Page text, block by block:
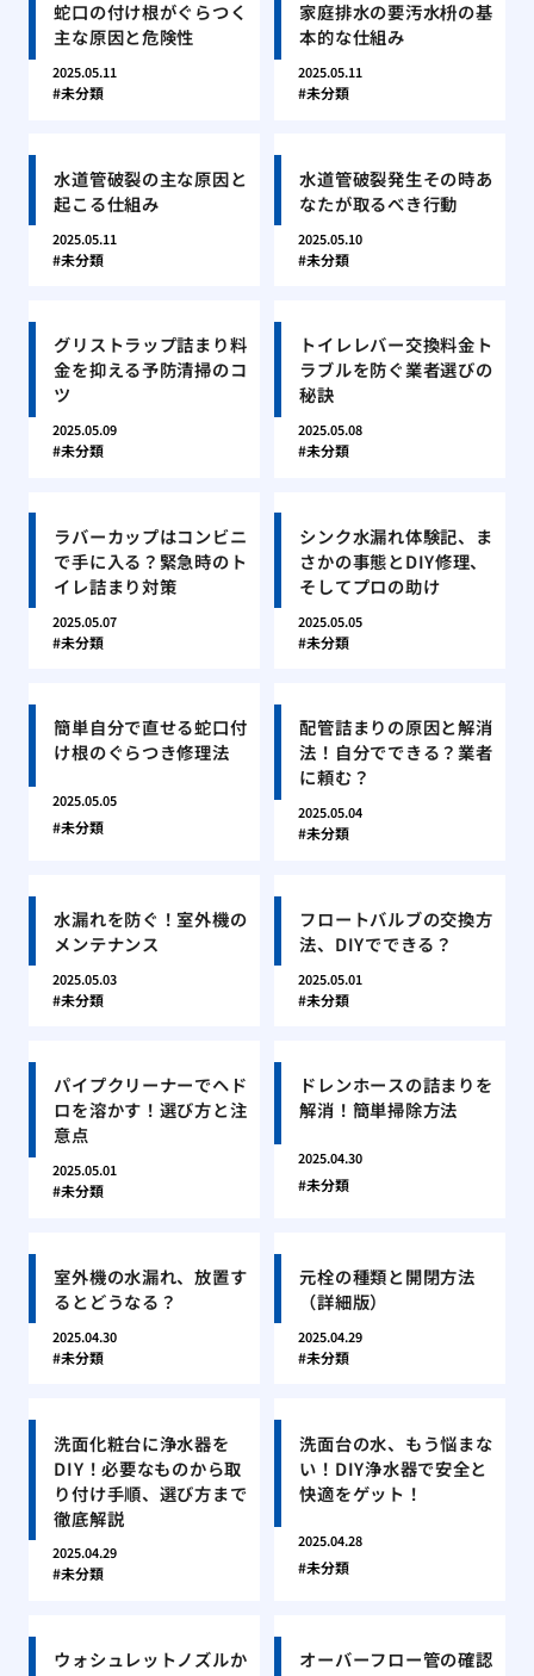
蛇口の付け根がぐらつく
主な原因と危険性
2025.05.11
未分類
家庭排水の要汚水枡の基
本的な仕組み
2025.05.11
未分類
水道管破裂の主な原因と
起こる仕組み
2025.05.11
未分類
水道管破裂発生その時あ
なたが取るべき行動
2025.05.10
未分類
グリストラップ詰まり料
金を抑える予防清掃のコ
ツ
2025.05.09
未分類
トイレレバー交換料金ト
ラブルを防ぐ業者選びの
秘訣
2025.05.08
未分類
ラバーカップはコンビニ
で手に入る？緊急時のト
イレ詰まり対策
2025.05.07
未分類
シンク水漏れ体験記、ま
さかの事態とDIY修理、
そしてプロの助け
2025.05.05
未分類
簡単自分で直せる蛇口付
け根のぐらつき修理法
2025.05.05
未分類
配管詰まりの原因と解消
法！自分でできる？業者
に頼む？
2025.05.04
未分類
水漏れを防ぐ！室外機の
メンテナンス
2025.05.03
未分類
フロートバルブの交換方
法、DIYでできる？
2025.05.01
未分類
パイプクリーナーでヘド
ロを溶かす！選び方と注
意点
2025.05.01
未分類
ドレンホースの詰まりを
解消！簡単掃除方法
2025.04.30
未分類
室外機の水漏れ、放置す
るとどうなる？
2025.04.30
未分類
元栓の種類と開閉方法
（詳細版）
2025.04.29
未分類
洗面化粧台に浄水器を
DIY！必要なものから取
り付け手順、選び方まで
徹底解説
2025.04.29
未分類
洗面台の水、もう悩まな
い！DIY浄水器で安全と
快適をゲット！
2025.04.28
未分類
ウォシュレットノズルか
オーバーフロー管の確認